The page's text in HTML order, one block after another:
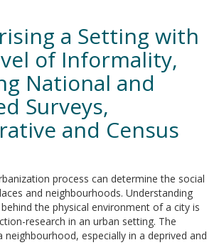
a Setting with
of Informality,
National and
Surveys,
and Census
process can determine the social
and neighbourhoods. Understanding
the physical environment of a city is
research in an urban setting. The
especially in a deprived and